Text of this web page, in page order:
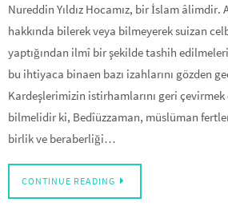
Nureddin Yıldız Hocamız, bir İslam âlimdir.
hakkında bilerek veya bilmeyerek suizan
yaptığından ilmî bir şekilde tashih
bu ihtiyaca binaen bazı izahlarını gözden
Kardeşlerimizin istirhamlarını geri çevirmek
bilmelidir ki, Bedîüzzaman, müslüman
birlik ve beraberliği…
CONTINUE READING